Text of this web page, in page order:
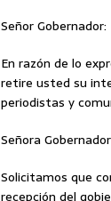
Señor Gobernador:
En razón de lo
retire usted su
periodistas y
Señora
Solicitamos que
recepción del